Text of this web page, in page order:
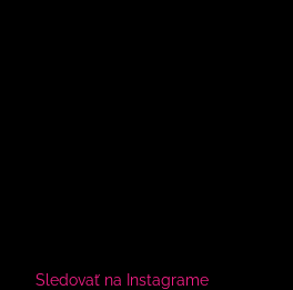
Sledovať na Instagrame